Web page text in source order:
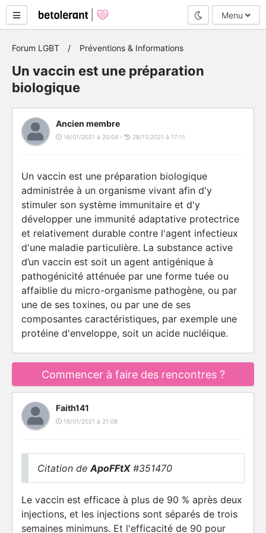
Mode nuit
Menu
Forum LGBT Préventions & Informations
Un vaccin est une préparation
biologique
Ancien membre
16/01/2021 à 20:04 - 28/11/2021 à 17:11
Un vaccin est une préparation biologique
administrée à un organisme vivant afin d'y
stimuler son système immunitaire et d'y
développer une immunité adaptative protectrice
et relativement durable contre l'agent infectieux
d'une maladie particulière. La substance active
d’un vaccin est soit un agent antigénique à
pathogénicité atténuée par une forme tuée ou
affaiblie du micro-organisme pathogène, ou par
une de ses toxines, ou par une de ses
composantes caractéristiques, par exemple une
protéine d'enveloppe, soit un acide nucléique.
Commencer à faire des rencontres ?
Faith141
16/01/2021 à 21:08
Citation deApoFFtX#351470
Le vaccin est efficace à plus de 90 % après deux
injections, et les injections sont séparés de trois
semaines minimuns. Et l'efficacité de 90 pour